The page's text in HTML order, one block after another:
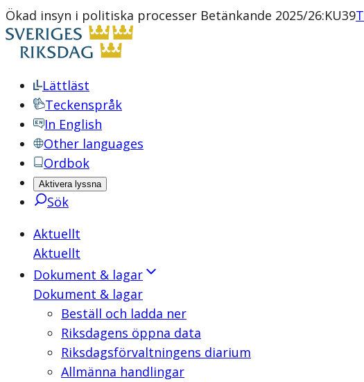
Ökad insyn i politiska processer Betänkande 2025/26:KU39
Lättläst
Teckenspråk
In English
Other languages
Ordbok
Aktivera lyssna
Sök
Aktuellt
Aktuellt
Dokument & lagar
Dokument & lagar
Beställ och ladda ner
Riksdagens öppna data
Riksdagsförvaltningens diarium
Allmänna handlingar